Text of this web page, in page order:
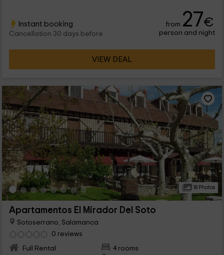
Instant booking
Cancellation 30 days before
from 27€
person and night
VIEW DEAL
18 Photos
Apartamentos El Mirador Del Soto
Sotoserrano, Salamanca
0 reviews
Full Rental
4 rooms